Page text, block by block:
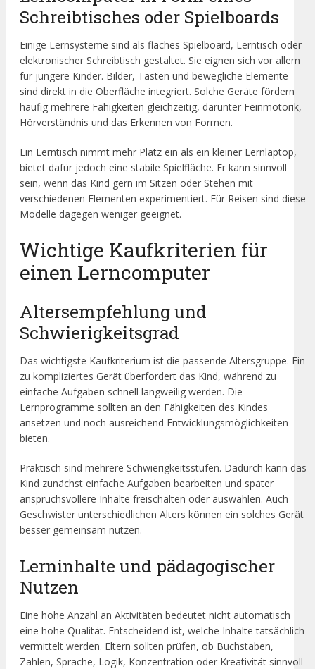
Schreibtisches oder Spielboards
Einige Lernsysteme sind als flaches Spielboard, Lerntisch oder
elektronischer Schreibtisch gestaltet. Sie eignen sich vor allem
für jüngere Kinder. Bilder, Tasten und bewegliche Elemente
sind direkt in die Oberfläche integriert. Solche Geräte fördern
häufig mehrere Fähigkeiten gleichzeitig, darunter Feinmotorik,
Hörverständnis und das Erkennen von Formen.
Ein Lerntisch nimmt mehr Platz ein als ein kleiner Lernlaptop,
bietet dafür jedoch eine stabile Spielfläche. Er kann sinnvoll
sein, wenn das Kind gern im Sitzen oder Stehen mit
verschiedenen Elementen experimentiert. Für Reisen sind diese
Modelle dagegen weniger geeignet.
Wichtige Kaufkriterien für
einen Lerncomputer
Altersempfehlung und
Schwierigkeitsgrad
Das wichtigste Kaufkriterium ist die passende Altersgruppe. Ein
zu kompliziertes Gerät überfordert das Kind, während zu
einfache Aufgaben schnell langweilig werden. Die
Lernprogramme sollten an den Fähigkeiten des Kindes
ansetzen und noch ausreichend Entwicklungsmöglichkeiten
bieten.
Praktisch sind mehrere Schwierigkeitsstufen. Dadurch kann das
Kind zunächst einfache Aufgaben bearbeiten und später
anspruchsvollere Inhalte freischalten oder auswählen. Auch
Geschwister unterschiedlichen Alters können ein solches Gerät
besser gemeinsam nutzen.
Lerninhalte und pädagogischer
Nutzen
Eine hohe Anzahl an Aktivitäten bedeutet nicht automatisch
eine hohe Qualität. Entscheidend ist, welche Inhalte tatsächlich
vermittelt werden. Eltern sollten prüfen, ob Buchstaben,
Zahlen, Sprache, Logik, Konzentration oder Kreativität sinnvoll